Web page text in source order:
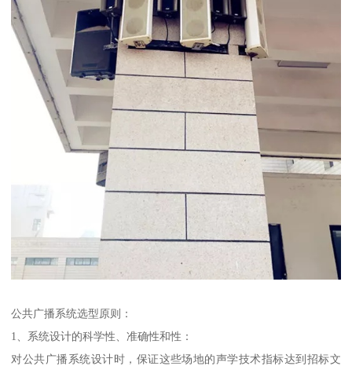
公共广播系统选型原则：
1、系统设计的科学性、准确性和性：
对公共广播系统设计时，保证这些场地的声学技术指标达到招标文